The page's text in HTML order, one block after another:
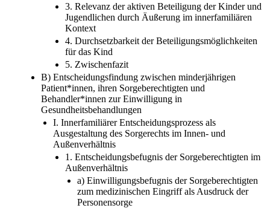
3. Relevanz der aktiven Beteiligung der Kinder und
Jugendlichen durch Äußerung im innerfamiliären
Kontext
4. Durchsetzbarkeit der Beteiligungsmöglichkeiten
für das Kind
5. Zwischenfazit
B) Entscheidungsfindung zwischen minderjährigen
Patient*innen, ihren Sorgeberechtigten und
Behandler*innen zur Einwilligung in
Gesundheitsbehandlungen
I. Innerfamiliärer Entscheidungsprozess als
Ausgestaltung des Sorgerechts im Innen- und
Außenverhältnis
1. Entscheidungsbefugnis der Sorgeberechtigten im
Außenverhältnis
a) Einwilligungsbefugnis der Sorgeberechtigten
zum medizinischen Eingriff als Ausdruck der
Personensorge